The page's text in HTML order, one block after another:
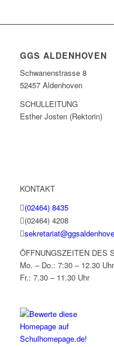
GGS ALDENHOVEN
Schwanenstrasse 8
52457 Aldenhoven
SCHULLEITUNG
Esther Josten (Rektorin)
KONTAKT
(02464) 8435
(02464) 4208
ÖFFNUNGSZEITEN DES
Mo. – Do.: 7:30 – 12.30 Uhr
Fr.: 7.30 – 11.30 Uhr